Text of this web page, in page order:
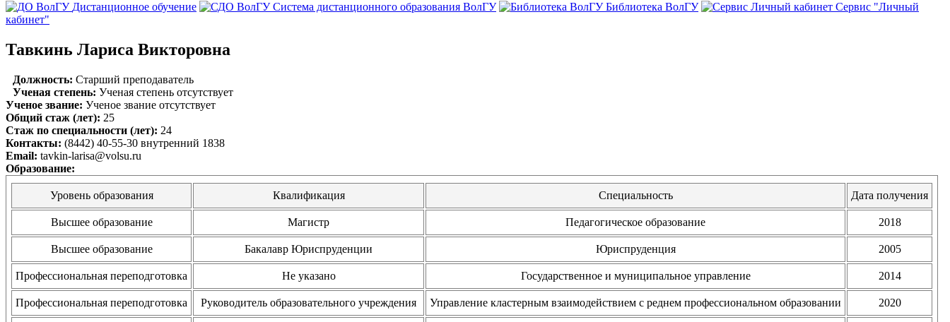
Дистанционное обучение
Система дистанционного образования ВолГУ Библиотека ВолГУ
Сервис "Личный
кабинет"
Тавкинь Лариса Викторовна
Должность: Старший преподаватель
Ученая степень: Ученая степень отсутствует
Ученое звание: Ученое звание отсутствует
Общий стаж (лет): 25
Стаж по специальности (лет): 24
Контакты: (8442) 40-55-30 внутренний 1838
Email: tavkin-larisa@volsu.ru
Образование:
Уровень образования Квалификация Специальность Дата получения
Высшее образование Магистр Педагогическое образование 2018
Высшее образование Бакалавр Юриспруденции Юриспруденция 2005
Профессиональная переподготовка Не указано Государственное и муниципальное управление 2014
Профессиональная переподготовка Руководитель образовательного учреждения Управление кластерным взаимодействием с реднем профессиональном образовании 2020